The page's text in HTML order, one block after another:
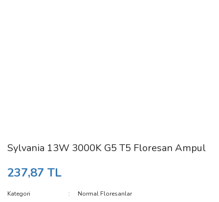
Sylvania 13W 3000K G5 T5 Floresan Ampul
237,87 TL
Kategori
Normal Floresanlar